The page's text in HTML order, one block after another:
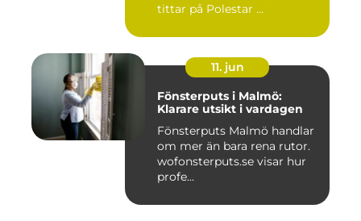
tittar på Polestar ...
11. jun
Fönsterputs i Malmö:
Klarare utsikt i vardagen
Fönsterputs Malmö handlar
om mer än bara rena rutor.
wofonsterputs.se visar hur
profe...